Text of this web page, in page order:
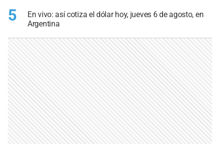
5
En vivo: así cotiza el dólar hoy, jueves 6 de agosto, en
Argentina